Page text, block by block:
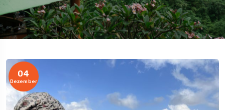
04
Dezember